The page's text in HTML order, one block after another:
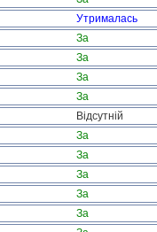
Утрималась
За
За
За
За
Відсутній
За
За
За
За
За